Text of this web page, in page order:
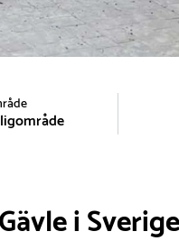
i Sverige